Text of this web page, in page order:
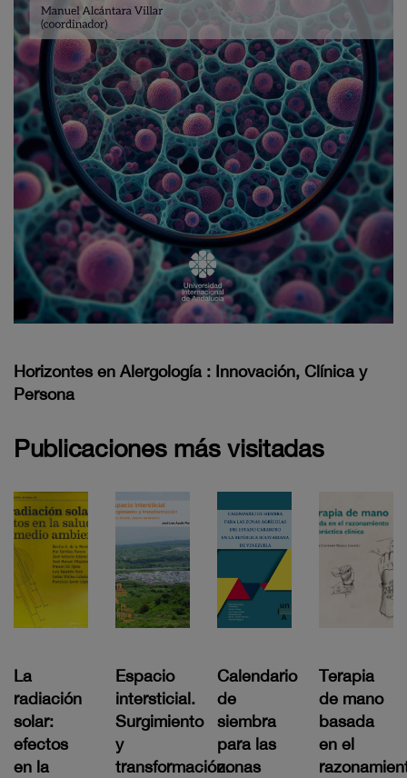
Horizontes en Alergología : Innovación, Clínica y
Persona
Publicaciones más visitadas
La
radiación
solar:
efectos
en la
Espacio
intersticial.
Surgimiento
y
transformación.
Calendario
de
siembra
para las
zonas
Terapia
de mano
basada
en el